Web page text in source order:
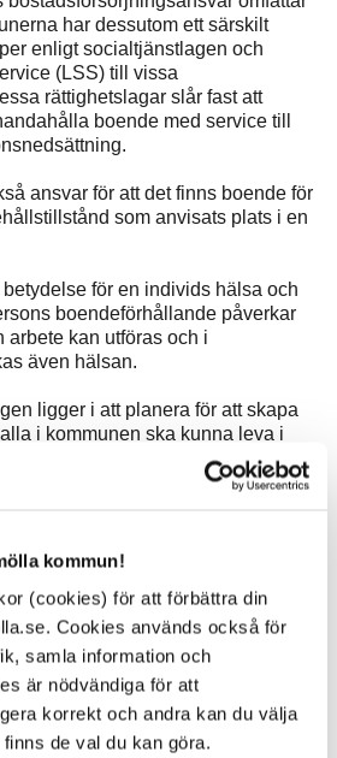
kommun!
(cookies) för att förbättra din
Cookies används också för
samla information och
är nödvändiga för att
korrekt och andra kan du välja
de val du kan göra.
har dessutom ett särskilt
enligt socialtjänstlagen och
(LSS) till vissa
rättighetslagar slår fast att
boende med service till
ansvar för att det finns boende för
som anvisats plats i en
för en individs hälsa och
boendeförhållande påverkar
arbete kan utföras och i
även hälsan.
ligger i att planera för att skapa
i kommunen ska kunna leva i
ske genom åtgärder som
eller genom att främja en
få tillgång till bostäder för att
och barriärer som exkluderar
Att verka för
blir en mycket viktig
boendemiljöer är grundläggande
såväl tillväxten som välfärden i